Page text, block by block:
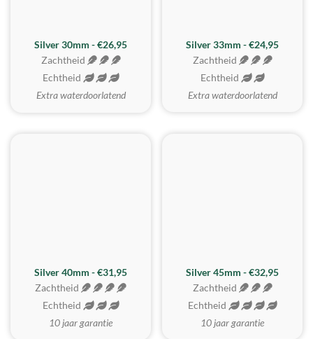
Silver 30mm - €26,95
Zachtheid
Echtheid
Extra waterdoorlatend
Silver 33mm - €24,95
Zachtheid
Echtheid
Extra waterdoorlatend
Silver 40mm - €31,95
Zachtheid
Echtheid
10 jaar garantie
MEEST GEKOZEN
Silver 45mm - €32,95
Zachtheid
Echtheid
10 jaar garantie